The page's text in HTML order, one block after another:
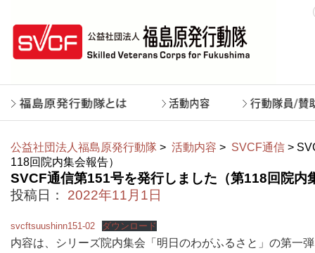
公益社団法人福島原発行動隊 > 活動内容 > SVCF通信 >
118回院内集会報告）
SVCF通信第151号を発行しました（第118回院内
投稿日：
2022年11月1日
svcftsuushinn151-02 ダウンロード
内容は、シリーズ院内集会「明日のわがふるさと」の第一